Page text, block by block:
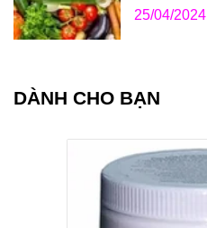
25/04/2024
DÀNH CHO BẠN